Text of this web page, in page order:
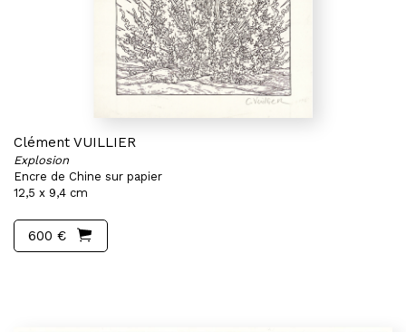
Clément VUILLIER
Explosion
Encre de Chine sur papier
12,5 x 9,4 cm
600 €